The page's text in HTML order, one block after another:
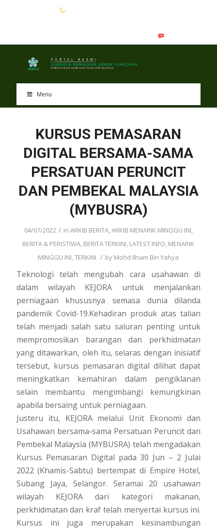
Menu
KURSUS PEMASARAN
DIGITAL BERSAMA-SAMA
PERSATUAN PERUNCIT
DAN PEMBEKAL MALAYSIA
(MYBUSRA)
04/07/2022 / in ARKIB BERITA,ARKIB MENARIK MINGGU INI,
BERITA & PERISTIWA, BERITA TERKINI, LATEST INFO, MENARIK
MINGGU INI,TERKINI / by Mohd Ilham Bin Yahya
Teknologi telah mengubah cara usahawan di
dalam wilayah KEJORA untuk menjalankan
perniagaan khususnya semasa dunia dilanda
pandemik Covid-19.Kehadiran produk atas talian
telah menjadi salah satu saluran penting untuk
mempromosikan barangan dan perkhidmatan
yang ditawarkan, oleh itu, selaras dengan inisiatif
tersebut, kursus pemasaran digital dilihat dapat
meningkatkan kemahiran dalam pengiklanan
selain membantu mengimbangi kemungkinan
apabila bersaing untuk perniagaan.
Justeru itu, KEJORA melalui Unit Ekonomi dan
Usahawan bersama-sama Persatuan Peruncit dan
Pembekal Malaysia (MYBUSRA) telah mengadakan
Kursus Pemasaran Digital pada 30 Jun – 2 Julai
2022 (Khamis-Sabtu) bertempat di Empire Hotel,
Subang Jaya, Selangor. Seramai 20 usahawan
wilayah KEJORA dari kategori makanan,
perkhidmatan dan kraf telah menyertai kursus ini.
Kursus ini juga merupakan kesinambungan